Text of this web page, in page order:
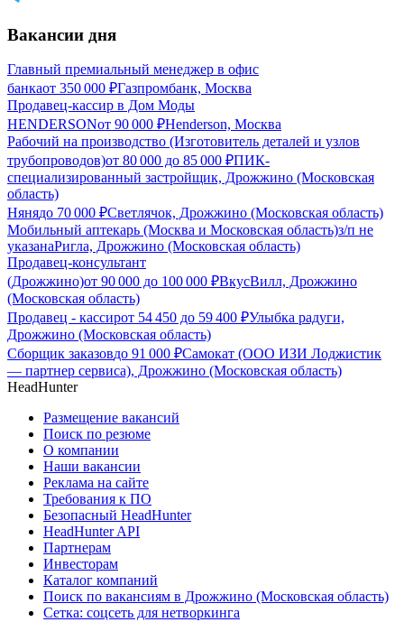
Вакансии дня
Главный премиальный менеджер в офис
банкаот 350 000 ₽Газпромбанк, Москва
Продавец-кассир в Дом Моды
HENDERSONот 90 000 ₽Henderson, Москва
Рабочий на производство (Изготовитель деталей и узлов
трубопроводов)от 80 000 до 85 000 ₽ПИК-
специализированный застройщик, Дрожжино (Московская
область)
Нянядо 70 000 ₽Светлячок, Дрожжино (Московская область)
Мобильный аптекарь (Москва и Московская область)з/п не
указанаРигла, Дрожжино (Московская область)
Продавец-консультант
(Дрожжино)от 90 000 до 100 000 ₽ВкусВилл, Дрожжино
(Московская область)
Продавец - кассирот 54 450 до 59 400 ₽Улыбка радуги,
Дрожжино (Московская область)
Сборщик заказовдо 91 000 ₽Самокат (ООО ИЗИ Лоджистик
— партнер сервиса), Дрожжино (Московская область)
HeadHunter
Размещение вакансий
Поиск по резюме
О компании
Наши вакансии
Реклама на сайте
Требования к ПО
Безопасный HeadHunter
HeadHunter API
Партнерам
Инвесторам
Каталог компаний
Поиск по вакансиям в Дрожжино (Московская область)
Сетка: соцсеть для нетворкинга